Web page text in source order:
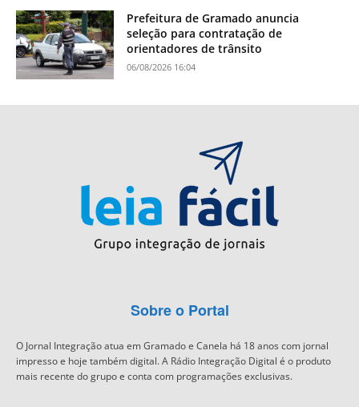
Prefeitura de Gramado anuncia
seleção para contratação de
orientadores de trânsito
06/08/2026 16:04
Sobre o Portal
O Jornal Integração atua em Gramado e Canela há 18 anos com jornal
impresso e hoje também digital. A Rádio Integração Digital é o produto
mais recente do grupo e conta com programações exclusivas.